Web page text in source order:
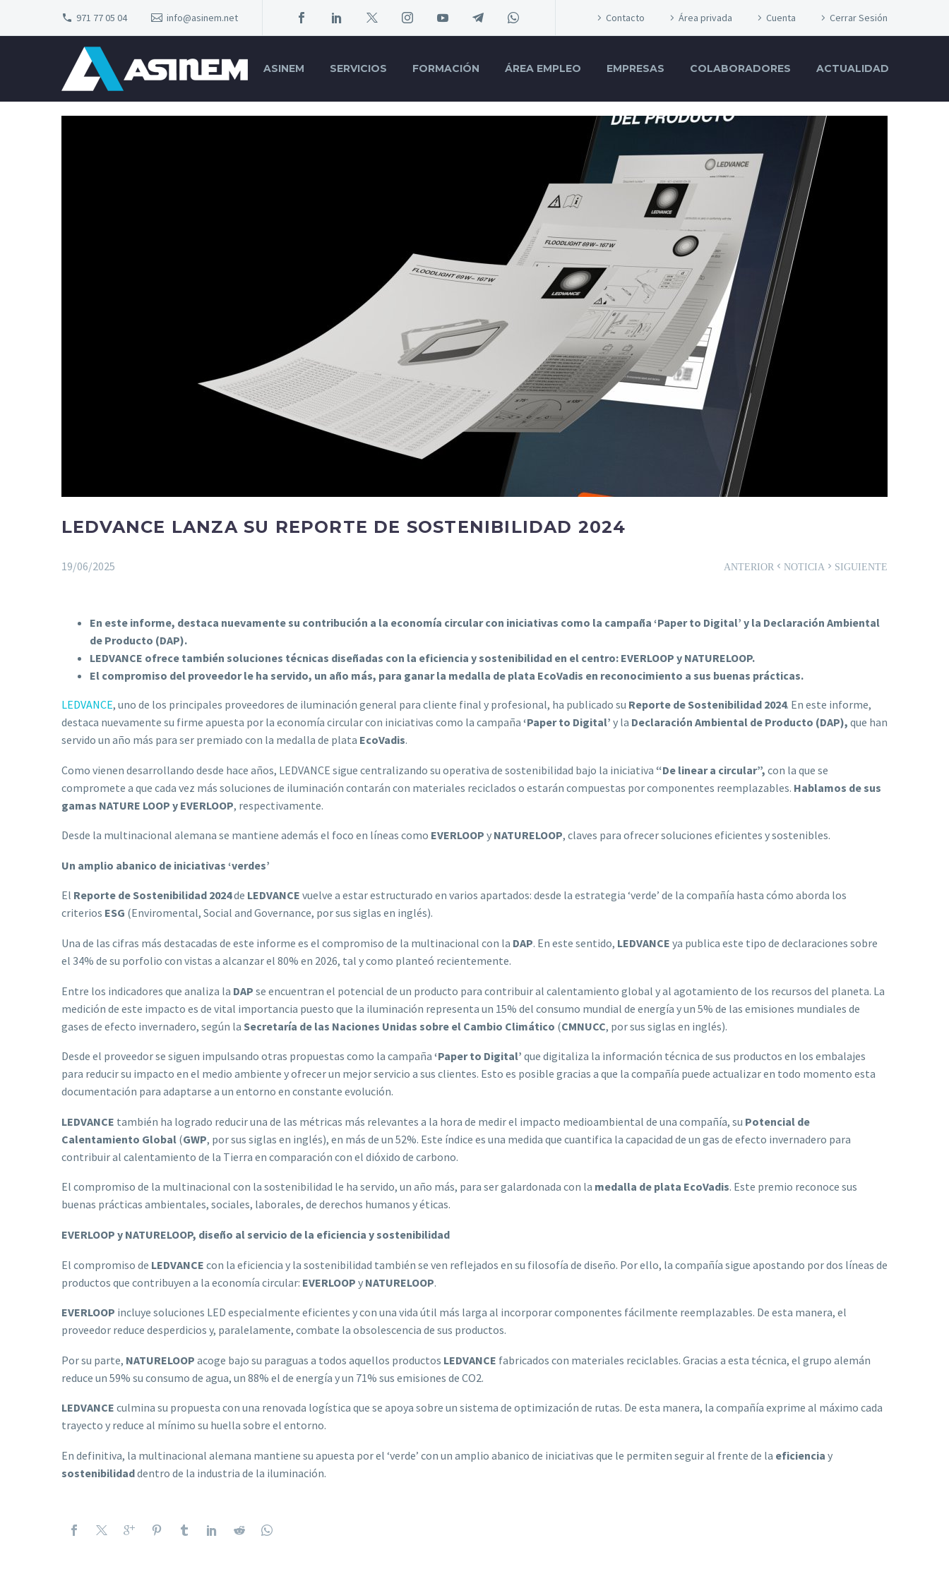
971 77 05 04 info@asinem.net Contacto Área privada Cuenta Cerrar Sesión
ASINEM SERVICIOS FORMACIÓN ÁREA EMPLEO EMPRESAS COLABORADORES ACTUALIDAD
LEDVANCE LANZA SU REPORTE DE SOSTENIBILIDAD 2024
ANTERIOR NOTICIASIGUIENTE
19/06/2025
En este informe, destaca nuevamente su contribución a la economía circular con iniciativas como la campaña ‘Paper to Digital’ y la Declaración Ambiental
de Producto (DAP).
LEDVANCE ofrece también soluciones técnicas diseñadas con la eficiencia y sostenibilidad en el centro: EVERLOOP y NATURELOOP.
El compromiso del proveedor le ha servido, un año más, para ganar la medalla de plata EcoVadis en reconocimiento a sus buenas prácticas.
LEDVANCE, uno de los principales proveedores de iluminación general para cliente final y profesional, ha publicado su Reporte de Sostenibilidad 2024. En este informe,
destaca nuevamente su firme apuesta por la economía circular con iniciativas como la campaña ‘Paper to Digital’ y la Declaración Ambiental de Producto (DAP), que han
servido un año más para ser premiado con la medalla de plata EcoVadis.
Como vienen desarrollando desde hace años, LEDVANCE sigue centralizando su operativa de sostenibilidad bajo la iniciativa “De linear a circular”, con la que se
compromete a que cada vez más soluciones de iluminación contarán con materiales reciclados o estarán compuestas por componentes reemplazables. Hablamos de sus
gamas NATURE LOOP y EVERLOOP, respectivamente.
Desde la multinacional alemana se mantiene además el foco en líneas como EVERLOOP y NATURELOOP, claves para ofrecer soluciones eficientes y sostenibles.
Un amplio abanico de iniciativas ‘verdes’
El Reporte de Sostenibilidad 2024de LEDVANCE vuelve a estar estructurado en varios apartados: desde la estrategia ‘verde’ de la compañía hasta cómo aborda los
criterios ESG (Enviromental, Social and Governance, por sus siglas en inglés).
Una de las cifras más destacadas de este informe es el compromiso de la multinacional con la DAP. En este sentido, LEDVANCE ya publica este tipo de declaraciones sobre
el 34% de su porfolio con vistas a alcanzar el 80% en 2026, tal y como planteó recientemente.
Entre los indicadores que analiza la DAP se encuentran el potencial de un producto para contribuir al calentamiento global y al agotamiento de los recursos del planeta. La
medición de este impacto es de vital importancia puesto que la iluminación representa un 15% del consumo mundial de energía y un 5% de las emisiones mundiales de
gases de efecto invernadero, según la Secretaría de las Naciones Unidas sobre el Cambio Climático (CMNUCC, por sus siglas en inglés).
Desde el proveedor se siguen impulsando otras propuestas como la campaña ‘Paper to Digital’ que digitaliza la información técnica de sus productos en los embalajes
para reducir su impacto en el medio ambiente y ofrecer un mejor servicio a sus clientes. Esto es posible gracias a que la compañía puede actualizar en todo momento esta
documentación para adaptarse a un entorno en constante evolución.
LEDVANCE también ha logrado reducir una de las métricas más relevantes a la hora de medir el impacto medioambiental de una compañía, su Potencial de
Calentamiento Global (GWP, por sus siglas en inglés), en más de un 52%. Este índice es una medida que cuantifica la capacidad de un gas de efecto invernadero para
contribuir al calentamiento de la Tierra en comparación con el dióxido de carbono.
El compromiso de la multinacional con la sostenibilidad le ha servido, un año más, para ser galardonada con la medalla de plata EcoVadis. Este premio reconoce sus
buenas prácticas ambientales, sociales, laborales, de derechos humanos y éticas.
EVERLOOP y NATURELOOP, diseño al servicio de la eficiencia y sostenibilidad
El compromiso de LEDVANCE con la eficiencia y la sostenibilidad también se ven reflejados en su filosofía de diseño. Por ello, la compañía sigue apostando por dos líneas de
productos que contribuyen a la economía circular: EVERLOOP y NATURELOOP.
EVERLOOP incluye soluciones LED especialmente eficientes y con una vida útil más larga al incorporar componentes fácilmente reemplazables. De esta manera, el
proveedor reduce desperdicios y, paralelamente, combate la obsolescencia de sus productos.
Por su parte, NATURELOOP acoge bajo su paraguas a todos aquellos productos LEDVANCE fabricados con materiales reciclables. Gracias a esta técnica, el grupo alemán
reduce un 59% su consumo de agua, un 88% el de energía y un 71% sus emisiones de CO2.
LEDVANCE culmina su propuesta con una renovada logística que se apoya sobre un sistema de optimización de rutas. De esta manera, la compañía exprime al máximo cada
trayecto y reduce al mínimo su huella sobre el entorno.
En definitiva, la multinacional alemana mantiene su apuesta por el ‘verde’ con un amplio abanico de iniciativas que le permiten seguir al frente de la eficiencia y
sostenibilidaddentro de la industria de la iluminación.